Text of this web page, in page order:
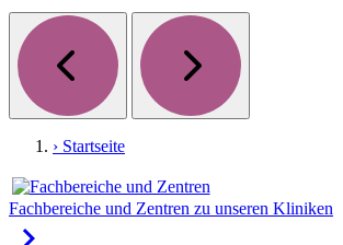
› Startseite
Fachbereiche und Zentren zu unseren Kliniken